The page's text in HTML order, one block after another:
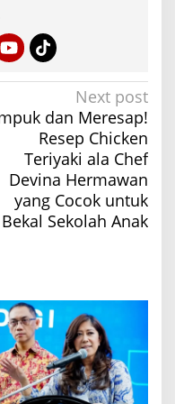
Next post
dan Meresap!
Resep Chicken
Teriyaki ala Chef
Devina Hermawan
yang Cocok untuk
Bekal Sekolah Anak